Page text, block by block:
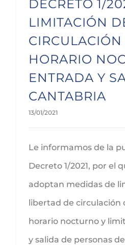
DECRETO 1/
LIMITACIÓN
CIRCULACIÓN
HORARIO
ENTRADA Y
CANTABRIA
13/01/2021
Le informamos de la
Decreto 1/2021, por el
adoptan medidas de
libertad de circulación
horario nocturno y
y salida de personas